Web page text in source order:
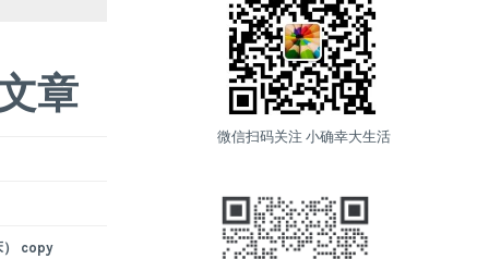
章
） copy
微信扫码关注 小确幸大生活